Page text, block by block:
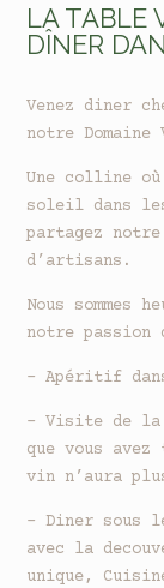
LA TABLE
DÎNER
Venez diner
notre
Une colline
soleil dans
partagez
d’artisans.
Nous
notre passion
– Apéritif
– Visite de la
que vous
vin n’aura
– Diner sous
avec la
unique,